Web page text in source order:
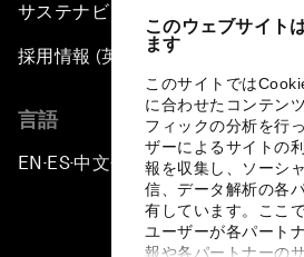
このウェブサイト
ます
このサイトでは
に合わせたコンテン
フィックの分析を行
ザーによるサイトの
報を収集し、ソーシ
信、データ解析の各
有しています。ここ
ユーザーが各パート
報や各パートナーの
サステナビリティへの取り組み
採用情報 (英語のみ)
言語
EN ▪ES▪中文▪ 日本語